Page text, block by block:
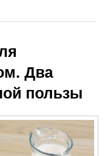
Два
пользы